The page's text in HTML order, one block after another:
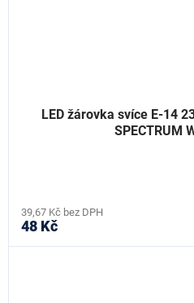
LED žárovka svíce E-14
SPECTRUM
39,67 Kč bez DPH
48 Kč